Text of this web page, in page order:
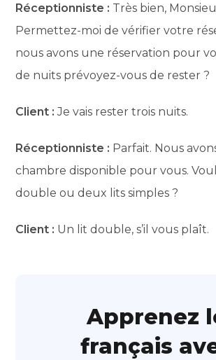
Réceptionniste : Très bien,
Permettez-moi de vérifier votre
nous avons une réservation pour
de nuits prévoyez-vous de rester ?
Client : Je vais rester trois nuits.
Réceptionniste : Parfait. Nous
chambre disponible pour vous.
double ou deux lits simples ?
Client : Un lit double, s’il vous plaît.
Apprenez
français